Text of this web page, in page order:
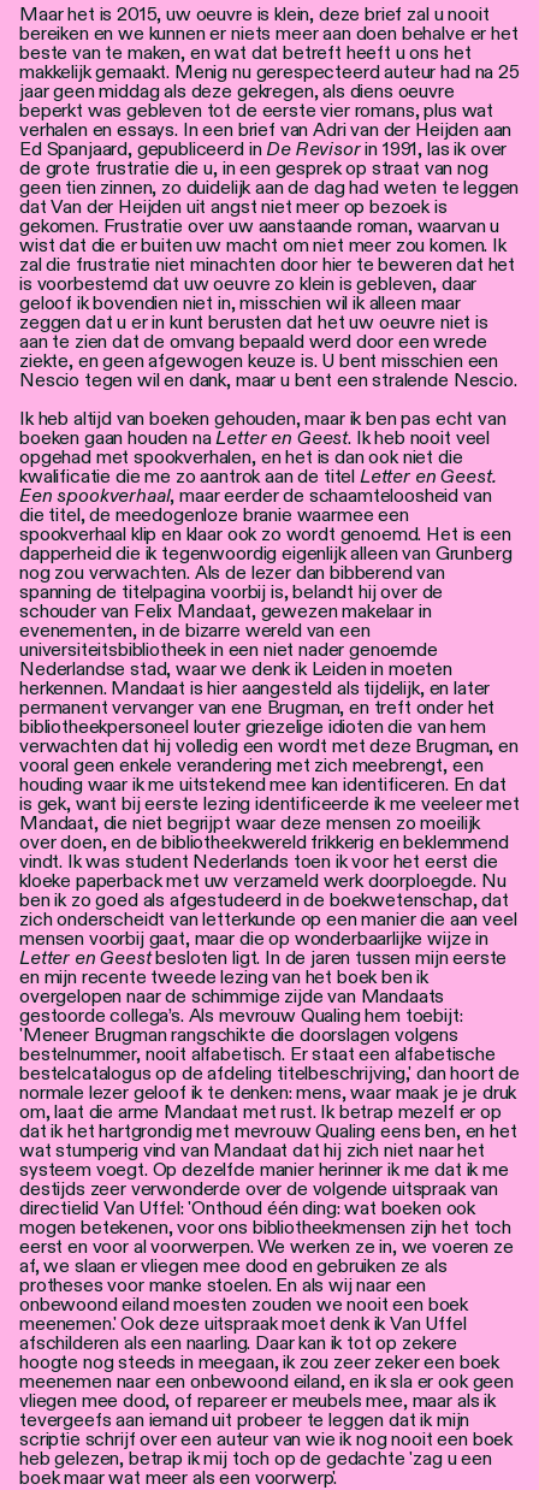
Maar het is 2015, uw oeuvre is klein, deze brief zal u nooit
bereiken en we kunnen er niets meer aan doen behalve er het
beste van te maken, en wat dat betreft heeft u ons het
makkelijk gemaakt. Menig nu gerespecteerd auteur had na 25
jaar geen middag als deze gekregen, als diens oeuvre
beperkt was gebleven tot de eerste vier romans, plus wat
verhalen en essays. In een brief van Adri van der Heijden aan
Ed Spanjaard, gepubliceerd in De Revisorin 1991, las ik over
de grote frustratie die u, in een gesprek op straat van nog
geen tien zinnen, zo duidelijk aan de dag had weten te leggen
dat Van der Heijden uit angst niet meer op bezoek is
gekomen. Frustratie over uw aanstaande roman, waarvan u
wist dat die er buiten uw macht om niet meer zou komen. Ik
zal die frustratie niet minachten door hier te beweren dat het
is voorbestemd dat uw oeuvre zo klein is gebleven, daar
geloof ik bovendien niet in, misschien wil ik alleen maar
zeggen dat u er in kunt berusten dat het uw oeuvre niet is
aan te zien dat de omvang bepaald werd door een wrede
ziekte, en geen afgewogen keuze is. U bent misschien een
Nescio tegen wil en dank, maar u bent een stralende Nescio.
Ik heb altijd van boeken gehouden, maar ik ben pas echt van
boeken gaan houden na Letter en Geest. Ik heb nooit veel
opgehad met spookverhalen, en het is dan ook niet die
kwalificatie die me zo aantrok aan de titel Letter en Geest.
Een spookverhaal, maar eerder de schaamteloosheid van
die titel, de meedogenloze branie waarmee een
spookverhaal klip en klaar ook zo wordt genoemd. Het is een
dapperheid die ik tegenwoordig eigenlijk alleen van Grunberg
nog zou verwachten. Als de lezer dan bibberend van
spanning de titelpagina voorbij is, belandt hij over de
schouder van Felix Mandaat, gewezen makelaar in
evenementen, in de bizarre wereld van een
universiteitsbibliotheek in een niet nader genoemde
Nederlandse stad, waar we denk ik Leiden in moeten
herkennen. Mandaat is hier aangesteld als tijdelijk, en later
permanent vervanger van ene Brugman, en treft onder het
bibliotheekpersoneel louter griezelige idioten die van hem
verwachten dat hij volledig een wordt met deze Brugman, en
vooral geen enkele verandering met zich meebrengt, een
houding waar ik me uitstekend mee kan identificeren. En dat
is gek, want bij eerste lezing identificeerde ik me veeleer met
Mandaat, die niet begrijpt waar deze mensen zo moeilijk
over doen, en de bibliotheekwereld frikkerig en beklemmend
vindt. Ik was student Nederlands toen ik voor het eerst die
kloeke paperback met uw verzameld werk doorploegde. Nu
ben ik zo goed als afgestudeerd in de boekwetenschap, dat
zich onderscheidt van letterkunde op een manier die aan veel
mensen voorbij gaat, maar die op wonderbaarlijke wijze in
Letter en Geestbesloten ligt. In de jaren tussen mijn eerste
en mijn recente tweede lezing van het boek ben ik
overgelopen naar de schimmige zijde van Mandaats
gestoorde collega’s. Als mevrouw Qualing hem toebijt:
'Meneer Brugman rangschikte die doorslagen volgens
bestelnummer, nooit alfabetisch. Er staat een alfabetische
bestelcatalogus op de afdeling titelbeschrijving,' dan hoort de
normale lezer geloof ik te denken: mens, waar maak je je druk
om, laat die arme Mandaat met rust. Ik betrap mezelf er op
dat ik het hartgrondig met mevrouw Qualing eens ben, en het
wat stumperig vind van Mandaat dat hij zich niet naar het
systeem voegt. Op dezelfde manier herinner ik me dat ik me
destijds zeer verwonderde over de volgende uitspraak van
directielid Van Uffel: 'Onthoud één ding: wat boeken ook
mogen betekenen, voor ons bibliotheekmensen zijn het toch
eerst en voor al voorwerpen. We werken ze in, we voeren ze
af, we slaan er vliegen mee dood en gebruiken ze als
protheses voor manke stoelen. En als wij naar een
onbewoond eiland moesten zouden we nooit een boek
meenemen.' Ook deze uitspraak moet denk ik Van Uffel
afschilderen als een naarling. Daar kan ik tot op zekere
hoogte nog steeds in meegaan, ik zou zeer zeker een boek
meenemen naar een onbewoond eiland, en ik sla er ook geen
vliegen mee dood, of repareer er meubels mee, maar als ik
tevergeefs aan iemand uit probeer te leggen dat ik mijn
scriptie schrijf over een auteur van wie ik nog nooit een boek
heb gelezen, betrap ik mij toch op de gedachte 'zag u een
boek maar wat meer als een voorwerp'.